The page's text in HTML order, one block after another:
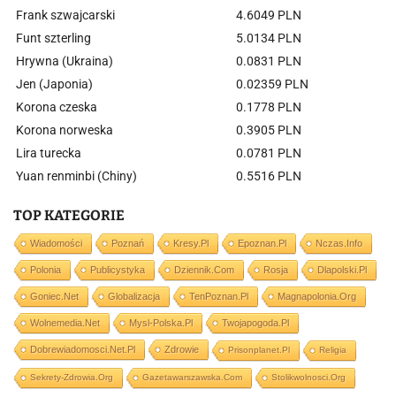
Frank szwajcarski
4.6049 PLN
Funt szterling
5.0134 PLN
Hrywna (Ukraina)
0.0831 PLN
Jen (Japonia)
0.02359 PLN
Korona czeska
0.1778 PLN
Korona norweska
0.3905 PLN
Lira turecka
0.0781 PLN
Yuan renminbi (Chiny)
0.5516 PLN
TOP KATEGORIE
Wiadomości Poznań Kresy.pl Epoznan.pl Nczas.info
Polonia Publicystyka Dziennik.com Rosja Dlapolski.pl
Goniec.net Globalizacja TenPoznan.pl Magnapolonia.org
Wolnemedia.net Mysl-Polska.pl Twojapogoda.pl
Dobrewiadomosci.net.pl Zdrowie Prisonplanet.pl Religia
Sekrety-Zdrowia.org Gazetawarszawska.com Stolikwolnosci.org